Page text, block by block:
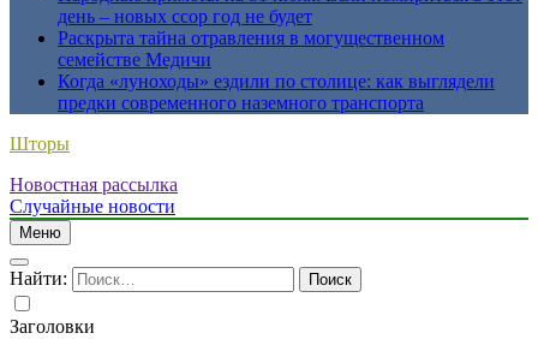
день – новых ссор год не будет
Раскрыта тайна отравления в могущественном
семействе Медичи
Когда «луноходы» ездили по столице: как выглядели
предки современного наземного транспорта
Шторы
Новостная рассылка
Случайные новости
Меню
Найти:
Заголовки